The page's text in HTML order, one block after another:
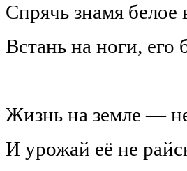
Спрячь знамя белое
Встань на ноги, его
Жизнь на земле —
И урожай её не